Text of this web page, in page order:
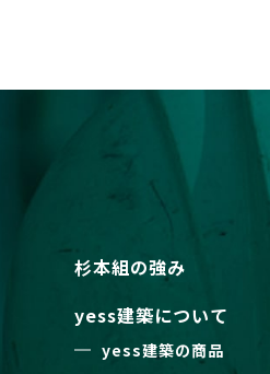
杉本組の強み
yess建築について
yess建築の商品